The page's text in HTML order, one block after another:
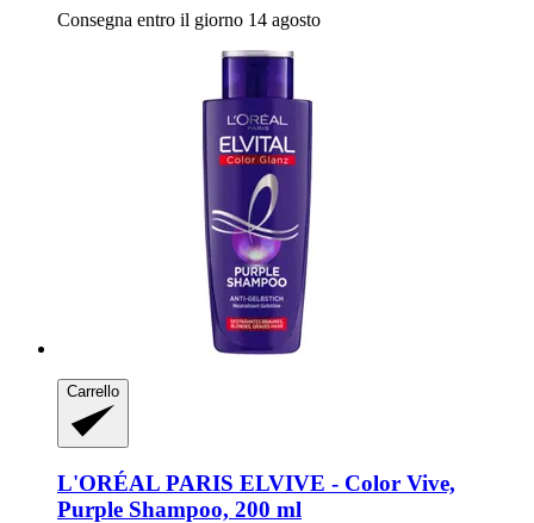
Consegna entro il giorno 14 agosto
Carrello
L'ORÉAL PARIS ELVIVE -​ Color Vive,
Purple Shampoo, 200 ml